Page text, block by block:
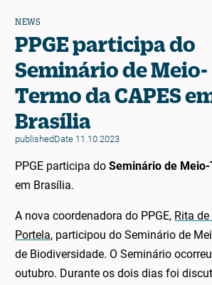
NEWS
PPGE participa do
Seminário de Meio-
Termo da CAPES
Brasília
publishedDate 11.10.2023
PPGE participa doSeminário de Meio-
em Brasília.
A nova coordenadora do PPGE, Rita
Portela, participou do Seminário de
de Biodiversidade. O Seminário
outubro. Durante os dois dias foi